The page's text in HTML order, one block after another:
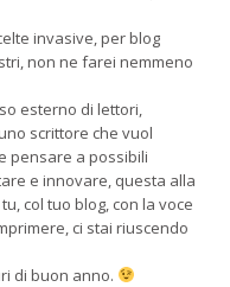
invasive, per blog
non ne farei nemmeno
esterno di lettori,
scrittore che vuol
pensare a possibili
e innovare, questa alla
col tuo blog, con la voce
ci stai riuscendo
di buon anno.